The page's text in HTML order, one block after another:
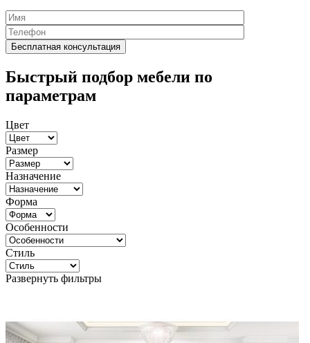
Быстрый подбор мебели по
параметрам
Цвет
Размер
Назначение
Форма
Особенности
Стиль
Развернуть фильтры